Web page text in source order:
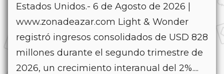
Estados Unidos.- 6 de Agosto de 2026 |
www.zonadeazar.com Light & Wonder
registró ingresos consolidados de USD 828
millones durante el segundo trimestre de
2026, un crecimiento interanual del 2%....